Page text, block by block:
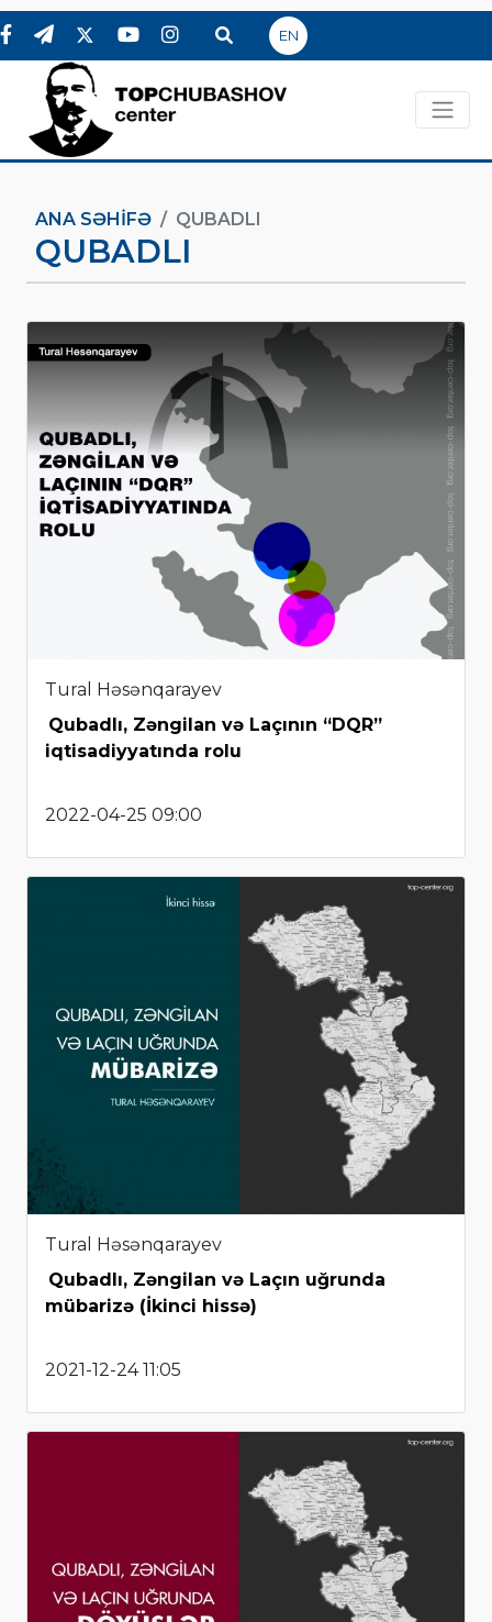
EN
ANA SƏHIFƏ QUBADLI
QUBADLI
Tural Həsənqarayev
Qubadlı, Zəngilan və Laçının “DQR”
iqtisadiyyatında rolu
2022-04-25 09:00
Tural Həsənqarayev
Qubadlı, Zəngilan və Laçın uğrunda
mübarizə (İkinci hissə)
2021-12-24 11:05